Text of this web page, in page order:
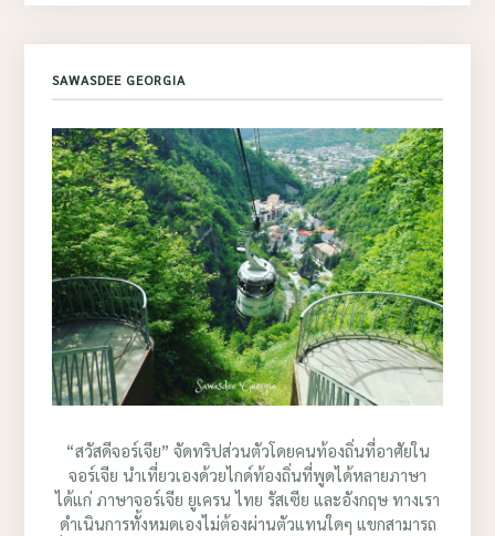
SAWASDEE GEORGIA
“สวัสดีจอร์เจีย” จัดทริปส่วนตัวโดยคนท้องถิ่นที่อาศัยใน
จอร์เจีย นำเที่ยวเองด้วยไกด์ท้องถิ่นที่พูดได้หลายภาษา
ได้แก่ ภาษาจอร์เจีย ยูเครน ไทย รัสเซีย และอังกฤษ ทางเรา
ดำเนินการทั้งหมดเองไม่ต้องผ่านตัวแทนใดๆ แขกสามารถ